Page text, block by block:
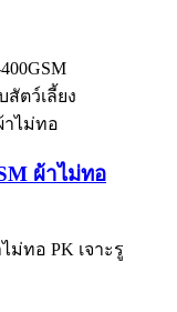
ผ้าไม่ทอ
ม่ทอ PK เจาะรู